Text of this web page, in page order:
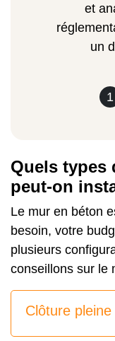
1
et
un
Quels types
peut-on
Le mur en béton
besoin, votre
plusieurs
conseillons sur le
Clôture